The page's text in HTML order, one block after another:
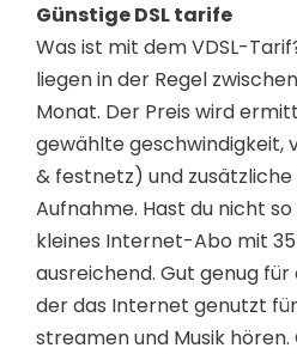
Günstige DSL tarife
Was ist mit dem VDSL-
liegen in der Regel
Monat. Der Preis wird
gewählte geschwindigkeit,
& festnetz) und zusätzliche
Aufnahme. Hast du nicht
kleines Internet-Abo mit
ausreichend. Gut genug
der das Internet genutzt
streamen und Musik